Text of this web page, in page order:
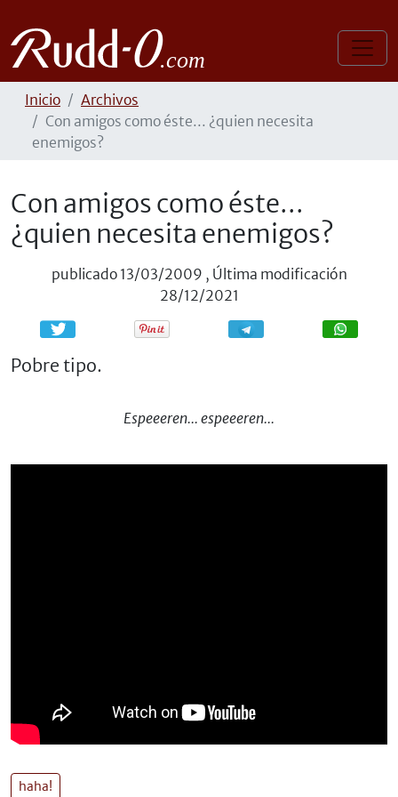
Inicio
Archivos
Con amigos como éste... ¿quien necesita
enemigos?
Con amigos como éste...
¿quien necesita enemigos?
publicado 13/03/2009 , Última modificación
28/12/2021
Compartir Compartir
Pobre tipo.
Espeeeren... espeeeren...
haha!